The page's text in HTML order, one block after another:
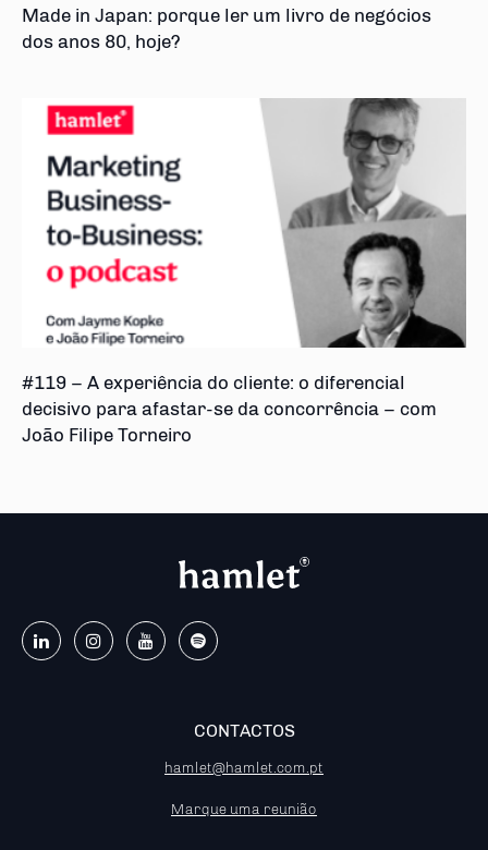
Made in Japan: porque ler um livro de negócios
dos anos 80, hoje?
#119 – A experiência do cliente: o diferencial
decisivo para afastar-se da concorrência – com
João Filipe Torneiro
CONTACTOS
hamlet@hamlet.com.pt
Marque uma reunião